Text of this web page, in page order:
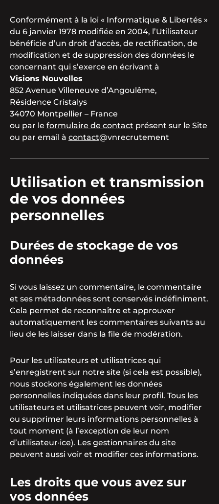
Conformément à la loi « Informatique & Libertés »
du 6 janvier 1978 modifiée en 2004, l’Utilisateur
bénéficie d’un droit d’accès, de rectification, de
modification et de suppression des données le
concernant qui s’exerce en écrivant à
Visions Nouvelles
852 Avenue Villeneuve d’Angoulême,
Résidence Cristalys
34070 Montpellier – France
ou par le formulaire de contact présent sur le Site
ou par email à contact@vnrecrutement
Utilisation et transmission
de vos données
personnelles
Durées de stockage de vos
données
Si vous laissez un commentaire, le commentaire
et ses métadonnées sont conservés indéfiniment.
Cela permet de reconnaître et approuver
automatiquement les commentaires suivants au
lieu de les laisser dans la file de modération.
Pour les utilisateurs et utilisatrices qui
s’enregistrent sur notre site (si cela est possible),
nous stockons également les données
personnelles indiquées dans leur profil. Tous les
utilisateurs et utilisatrices peuvent voir, modifier
ou supprimer leurs informations personnelles à
tout moment (à l’exception de leur nom
d’utilisateur·ice). Les gestionnaires du site
peuvent aussi voir et modifier ces informations.
Les droits que vous avez sur
vos données